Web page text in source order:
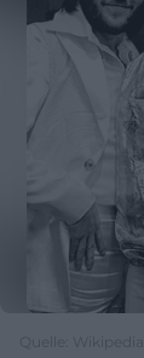
Quelle: Wikipedia